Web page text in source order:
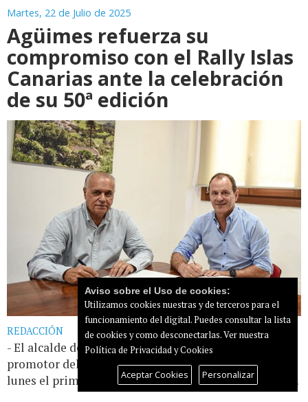
Martes, 22 de Julio de 2025
Agüimes refuerza su
compromiso con el Rally Islas
Canarias ante la celebración
de su 50ª edición
REDACCIÓN
- El alcalde de Agüimes, Óscar Hernández, y el
promotor del evento, Germán Morales, firmaron este
lunes el primer convenio de colaboración [...]Leer más...
Aviso sobre el Uso de cookies:
Utilizamos cookies nuestras y de terceros para el
funcionamiento del digital. Puedes consultar la lista
de cookies y como desconectarlas.Ver nuestra
Política de Privacidad y Cookies
Aceptar Cookies Personalizar